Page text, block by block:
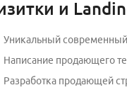
и
Уникальный
Написание продающего
Разработка продающей